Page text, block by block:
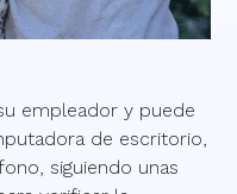
empleador y puede
de escritorio,
siguiendo unas